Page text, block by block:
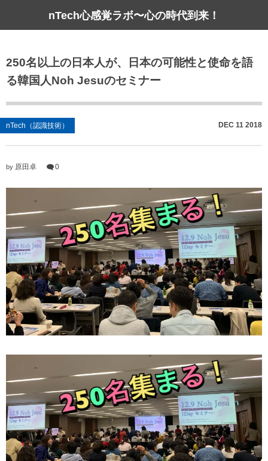
nTech心感覚ラボ〜心の時代到来！
250名以上の日本人が、日本の可能性と使命を語
る韓国人Noh Jesuのセミナー
nTech（認識技術） DEC 11 2018
by 原田卓 0